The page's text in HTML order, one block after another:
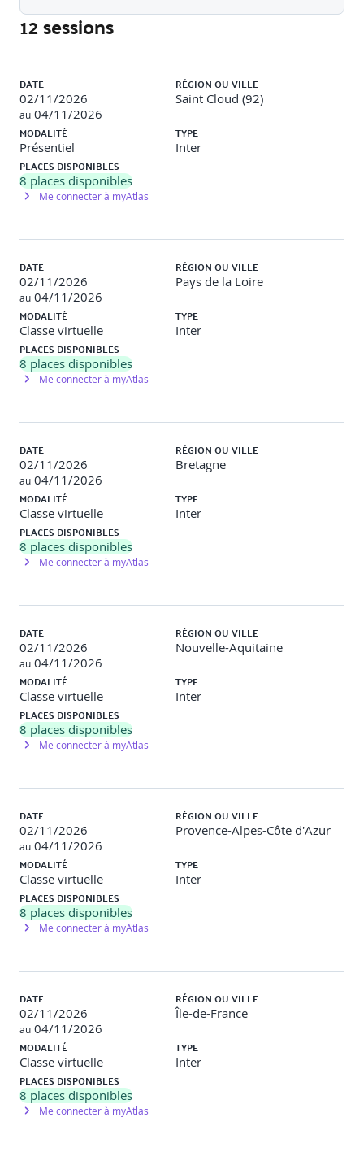
· Déploiement à l'aide de :
· Travaux pratiques : Infrastructure as Code
Gestion des ressources
· Gestionnaire de systèmes AWS
- Gestion des opérations
- Gestion du changement
- Gestion des instances
- Gestion de l'automatisation
· Dépannage
· Travaux pratiques : Operations as Code
· Distribution du trafic avec Elastic Load Balancing
· Amazon Route 53
· Dépannage
Automatiser la mise à l'échelle
· Mise à l’échelle avec AWS Auto Scaling
- Configurer les instances EC2 avec des modèles de
- Collecter des instances EC2 dans des groupes Auto
Scaling
- Mettez à l'échelle vos groupes Auto Scaling avec des
politiques de mise à l'échelle
· Mise à l'échelle avec des instances Spots
Surveiller et maintenir le système
· Surveiller et maintenir des charurveiller et maintenir le
systèmeges de travail
· Surveillance de l'infrastructure AWS
· Surveillance de votre compte AWS
· Dépannage
· Travaux pratiques : Surveillance des applications et de
l'infrastructure
Sécurité des données et audit du système
· Maintenir une base solide d'identité et d'accès
12 sessions
DATE
02/11/2026
au 04/11/2026
RÉGION OU VILLE
Saint Cloud (92)
MODALITÉ
Présentiel
TYPE
Inter
PLACES DISPONIBLES
8 places disponibles
Me connecter à myAtlas
DATE
02/11/2026
au 04/11/2026
RÉGION OU VILLE
Pays de la Loire
MODALITÉ
Classe virtuelle
TYPE
Inter
PLACES DISPONIBLES
8 places disponibles
Me connecter à myAtlas
DATE
02/11/2026
au 04/11/2026
RÉGION OU VILLE
Bretagne
MODALITÉ
Classe virtuelle
TYPE
Inter
PLACES DISPONIBLES
8 places disponibles
Me connecter à myAtlas
DATE
02/11/2026
au 04/11/2026
RÉGION OU VILLE
Nouvelle-Aquitaine
MODALITÉ
Classe virtuelle
TYPE
Inter
PLACES DISPONIBLES
8 places disponibles
Me connecter à myAtlas
DATE
02/11/2026
au 04/11/2026
RÉGION OU VILLE
Provence-Alpes-Côte d'Azur
MODALITÉ
Classe virtuelle
TYPE
Inter
PLACES DISPONIBLES
8 places disponibles
Me connecter à myAtlas
DATE
02/11/2026
au 04/11/2026
RÉGION OU VILLE
Île-de-France
MODALITÉ
Classe virtuelle
TYPE
Inter
PLACES DISPONIBLES
8 places disponibles
Me connecter à myAtlas